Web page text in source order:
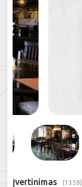
Įvertinimas (1359)